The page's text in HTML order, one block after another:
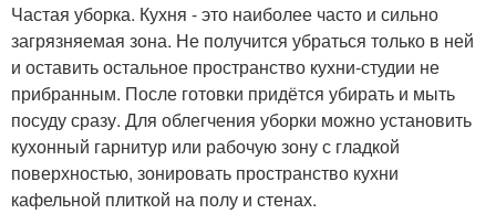
Частая уборка. Кухня - это наиболее часто и сильно
загрязняемая зона. Не получится убраться только в ней
и оставить остальное пространство кухни-студии не
прибранным. После готовки придётся убирать и мыть
посуду сразу. Для облегчения уборки можно установить
кухонный гарнитур или рабочую зону с гладкой
поверхностью, зонировать пространство кухни
кафельной плиткой на полу и стенах.